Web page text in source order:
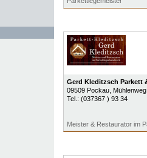
Gerd Kleditzsch Parkett
09509 Pockau,
Tel.: (037367 ) 93 34
Meister & Restaurator im